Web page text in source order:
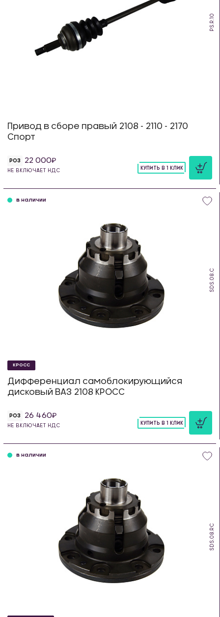
PS.R.10
Привод в сборе правый 2108 - 2110 - 2170
Спорт
РОЗ 22 000
НЕ ВКЛЮЧАЕТ НДС
КУПИТЬ В 1 КЛИК
SDS.08.C
в наличии
КРОСС
Дифференциал самоблокирующийся
дисковый ВАЗ 2108 КРОСС
РОЗ 26 460
НЕ ВКЛЮЧАЕТ НДС
КУПИТЬ В 1 КЛИК
SDS.08.RC
в наличии